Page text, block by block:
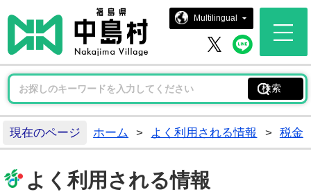
中島村ホ
Multilingual
中島村 X中島
現在のページ ホーム > よく利用される情報 > 税金
よく利用される情報